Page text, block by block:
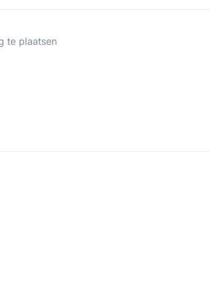
te plaatsen